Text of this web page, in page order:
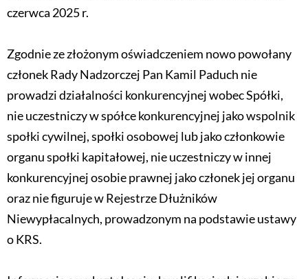
czerwca 2025 r.
Zgodnie ze złożonym oświadczeniem nowo powołany
członek Rady Nadzorczej Pan Kamil Paduch nie
prowadzi działalności konkurencyjnej wobec Spółki,
nie uczestniczy w spółce konkurencyjnej jako wspolnik
społki cywilnej, społki osobowej lub jako członkowie
organu społki kapitałowej, nie uczestniczy w innej
konkurencyjnej osobie prawnej jako członek jej organu
oraz nie figuruje w Rejestrze Dłużników
Niewypłacalnych, prowadzonym na podstawie ustawy
o KRS.